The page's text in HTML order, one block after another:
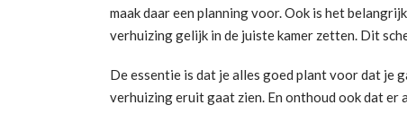
maak daar een planning voor. Ook is het
verhuizing gelijk in de juiste kamer zetten. Dit
De essentie is dat je alles goed plant voor dat je
verhuizing eruit gaat zien. En onthoud ook dat er